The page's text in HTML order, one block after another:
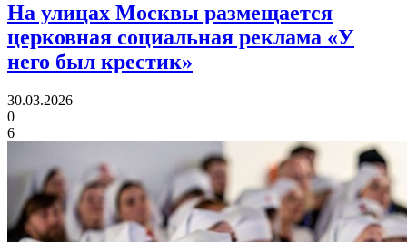
На улицах Москвы размещается
церковная социальная реклама «У
него был крестик»
30.03.2026
0
6